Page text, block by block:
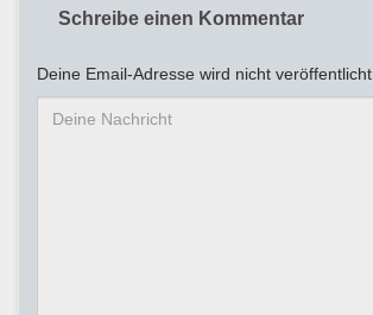
Schreibe einen Kommentar
Deine Email-Adresse wird nicht veröffentlicht.